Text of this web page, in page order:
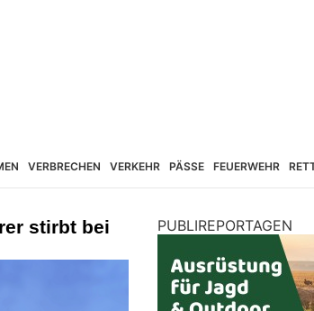
VERBRECHEN VERKEHR PÄSSE FEUERWEHR
stirbt bei
PUBLIREPORTAGEN